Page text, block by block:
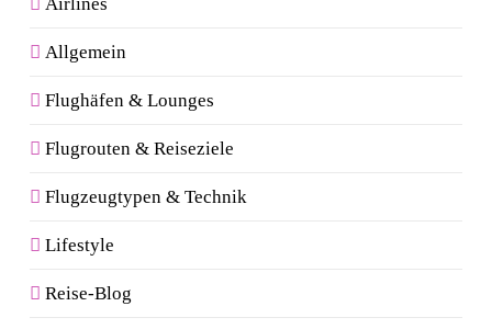
Allgemein
Flughäfen & Lounges
Flugrouten & Reiseziele
Flugzeugtypen & Technik
Lifestyle
Reise-Blog